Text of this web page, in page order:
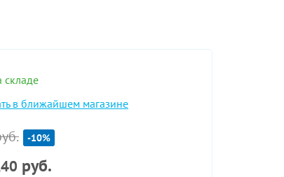
складе
в ближайшем магазине
-10%
руб.